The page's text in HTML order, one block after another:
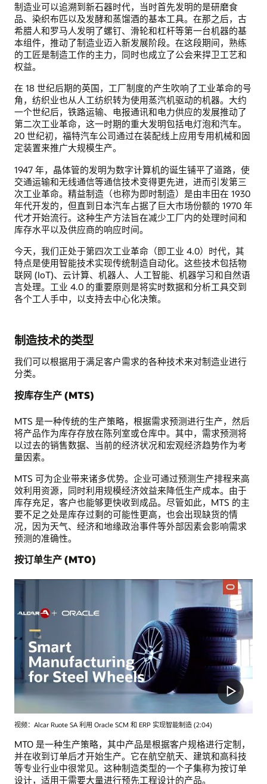
制造业可以追溯到新石器时代，当时首先发明的是研磨食
品、染织布匹以及发酵和蒸馏酒的基本工具。在那之后，古
希腊人和罗马人发明了螺钉、滑轮和杠杆等第一台机器的基
本组件，推动了制造业迈入新发展阶段。在这段期间，熟练
的工匠是制造工作的主力，同时也成立了公会来捍卫工艺和
权益。
在 18 世纪后期的英国，工厂制度的产生吹响了工业革命的号
角，纺织业也从人工纺织转为使用蒸汽机驱动的机器。大约
一个世纪后，铁路运输、电报通讯和电力供应的发展推动了
第二次工业革命，这一时期的重大发明包括电灯泡和汽车。
20 世纪初，福特汽车公司通过在装配线上应用专用机械和固
定装置来推广大规模生产。
1947 年，晶体管的发明为数字计算机的诞生铺平了道路，使
交通运输和无线通信等通信技术变得更先进，进而引发第三
次工业革命。精益制造（也称为即时制造）是由丰田在 1930
年代开发的，但直到日本汽车占据了巨大市场份额的 1970 年
代才开始流行。这种生产方法旨在减少工厂内的处理时间和
库存水平以及供应商的响应时间。
今天，我们正处于第四次工业革命（即工业 4.0）时代，其
特点是使用智能技术实现传统制造自动化。这些技术包括物
联网 (IoT)、云计算、机器人、人工智能、机器学习和自然语
言处理。工业 4.0 的重要原则是将实时数据和分析工具交到
各个工人手中，以支持去中心化决策。
制造技术的类型
我们可以根据用于满足客户需求的各种技术来对制造业进行
分类。
按库存生产 (MTS)
MTS 是一种传统的生产策略，根据需求预测进行生产，然后
将产品作为库存存放在陈列室或仓库中。其中，需求预测将
以过去的销售数据、当前的经济状况和宏观经济趋势作为考
量因素。
MTS 可为企业带来诸多优势。企业可通过预测生产排程来高
效利用资源，同时利用规模经济效益来降低生产成本。由于
库存充足，客户也能够更快收到成品。尽管如此，MTS 的主
要不足之处是库存过剩的可能性更高，也会出现缺货的情
况，因为天气、经济和地缘政治事件等外部因素会影响需求
预测的准确性。
按订单生产 (MTO)
视频：Alcar Ruote SA 利用 Oracle SCM 和 ERP 实现智能制造 (2:04)
MTO 是一种生产策略，其中产品是根据客户规格进行定制，
并在收到订单后才开始生产。它在航空航天、建筑和高科技
等专业行业中很常见。这种制造类型的一个子集称为按订单
设计，适用于需要大量进行预先工程设计的产品。